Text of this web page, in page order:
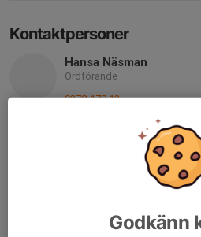
Kontaktpersoner
Hansa Näsman
Ordförande
0278-178 13
hansatranare@gmail.com
Henrik Magnusson
bjornbaret1@hotmail.se
Godkänn